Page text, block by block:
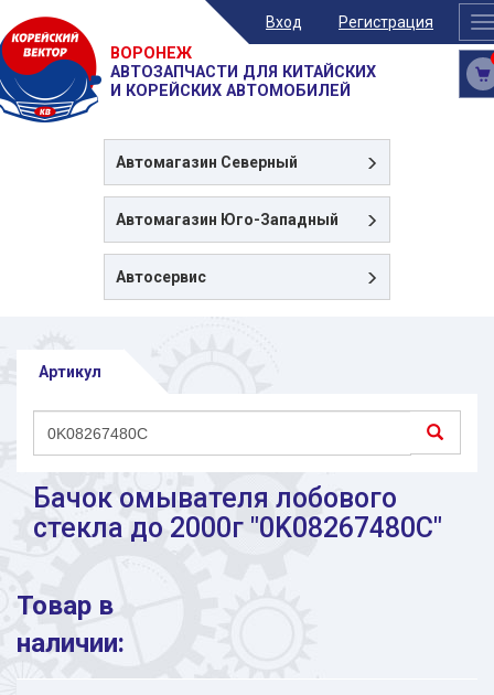
Вход Регистрация
ВОРОНЕЖ
АВТОЗАПЧАСТИ ДЛЯ КИТАЙСКИХ
И КОРЕЙСКИХ АВТОМОБИЛЕЙ
Автомагазин Северный
Автомагазин Юго-Западный
Автосервис
Артикул
Бачок омывателя лобового
стекла до 2000г "0K08267480C"
Товар в
наличии: